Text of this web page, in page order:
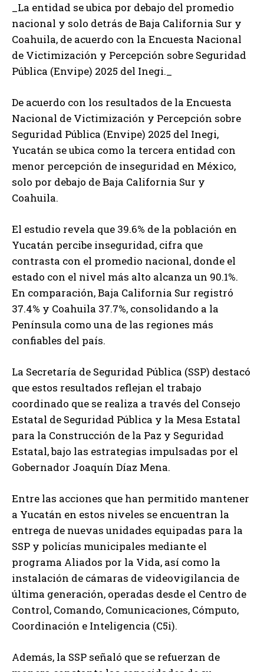
_La entidad se ubica por debajo del promedio
nacional y solo detrás de Baja California Sur y
Coahuila, de acuerdo con la Encuesta Nacional
de Victimización y Percepción sobre Seguridad
Pública (Envipe) 2025 del Inegi._
De acuerdo con los resultados de la Encuesta
Nacional de Victimización y Percepción sobre
Seguridad Pública (Envipe) 2025 del Inegi,
Yucatán se ubica como la tercera entidad con
menor percepción de inseguridad en México,
solo por debajo de Baja California Sur y
Coahuila.
El estudio revela que 39.6% de la población en
Yucatán percibe inseguridad, cifra que
contrasta con el promedio nacional, donde el
estado con el nivel más alto alcanza un 90.1%.
En comparación, Baja California Sur registró
37.4% y Coahuila 37.7%, consolidando a la
Península como una de las regiones más
confiables del país.
La Secretaría de Seguridad Pública (SSP) destacó
que estos resultados reflejan el trabajo
coordinado que se realiza a través del Consejo
Estatal de Seguridad Pública y la Mesa Estatal
para la Construcción de la Paz y Seguridad
Estatal, bajo las estrategias impulsadas por el
Gobernador Joaquín Díaz Mena.
Entre las acciones que han permitido mantener
a Yucatán en estos niveles se encuentran la
entrega de nuevas unidades equipadas para la
SSP y policías municipales mediante el
programa Aliados por la Vida, así como la
instalación de cámaras de videovigilancia de
última generación, operadas desde el Centro de
Control, Comando, Comunicaciones, Cómputo,
Coordinación e Inteligencia (C5i).
Además, la SSP señaló que se refuerzan de